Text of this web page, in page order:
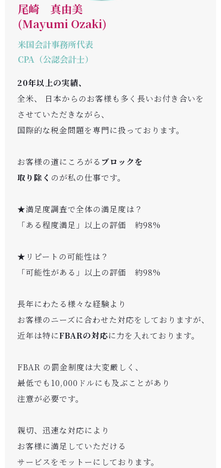
尾崎 真由美
(Mayumi Ozaki)
米国会計事務所代表
CPA（公認会計士）
20年以上の実績、
全米、 日本からのお客様も多く長いお付き合いを
させていただきながら、
国際的な税金問題を専門に扱っております。
お客様の道にころがる ブロックを
取り除く のが私の仕事です。
★満足度調査で全体の満足度は？
「ある程度満足」以上の評価 約98%
★リピートの可能性は？
「可能性がある」以上の評価 約98%
長年にわたる様々な経験より
お客様のニーズに合わせた対応をしておりますが、
近年は特にFBARの対応に力を入れております。
FBAR の罰金制度は大変厳しく、
最低でも10,000ドルにも及ぶことがあり
注意が必要です。
親切、迅速な対応により
お客様に満足していただける
サービスをモットーにしております。